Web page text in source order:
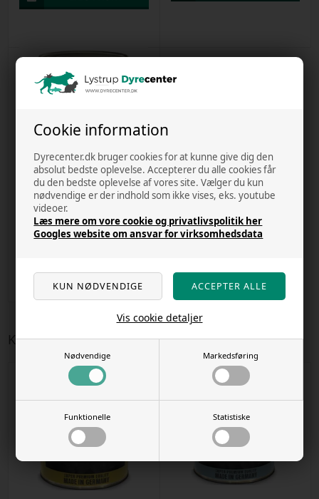
Cookie information
Dyrecenter.dk bruger cookies for at kunne give dig den
absolut bedste oplevelse. Accepterer du alle cookies får
du den bedste oplevelse af vores site. Vælger du kun
nødvendige er der indhold som ikke vises, eks. youtube
videoer.
Læs mere om vore cookie og privatlivspolitik her
Googles website om ansvar for virksomhedsdata
Nødvendige Markedsføring
Funktionelle Statistiske
Vis cookie detaljer
22 stk. på lager
Belcando lam med ris & tomat 800g
Varenr
Kr. 39,00
Kunder købte også